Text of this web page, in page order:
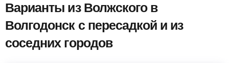
Варианты из Волжского в
Волгодонск с пересадкой и из
соседних городов